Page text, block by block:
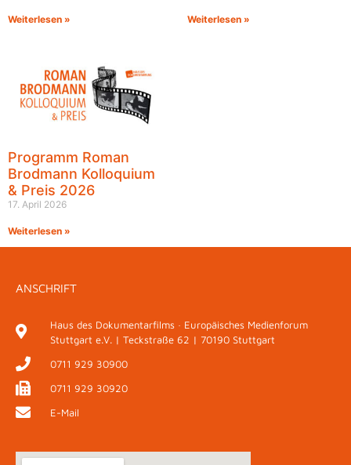
Weiterlesen » Weiterlesen »
Programm Roman
Brodmann Kolloquium
& Preis 2026
17. April 2026
Weiterlesen »
ANSCHRIFT
Haus des Dokumentarfilms · Europäisches Medienforum
Stuttgart e.V. | Teckstraße 62 | 70190 Stuttgart
0711 929 30900
0711 929 30920
E-Mail